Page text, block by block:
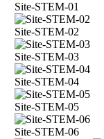
Site-STEM-01
Site-STEM-02
Site-STEM-03
Site-STEM-04
Site-STEM-05
Site-STEM-06